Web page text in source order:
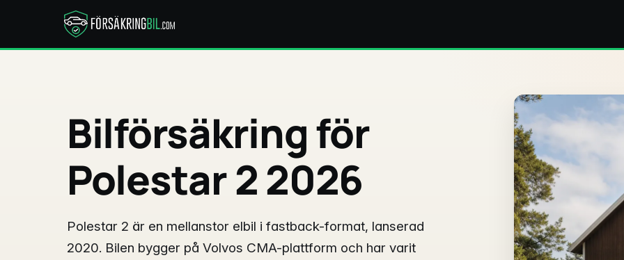
Bilförsäkring för
Polestar 2 2026
Polestar 2 är en mellanstor elbil i fastback-format, lanserad
2020. Bilen bygger på Volvos CMA-plattform och har varit